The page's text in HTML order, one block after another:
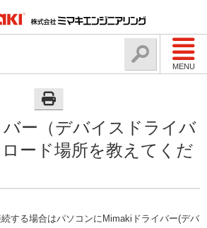
MENU
バー（デバイスドライバ
ード場所を教えてくだ
する場合はパソコンにMimakiドライバー(デバ